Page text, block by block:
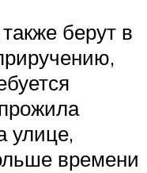
берут в
улице,
времени